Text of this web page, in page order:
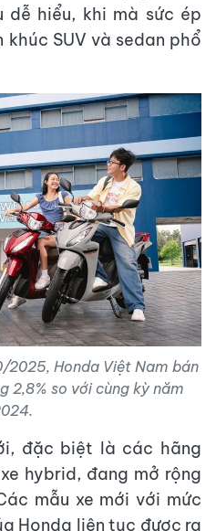
hiểu, khi mà sức ép
SUV và sedan phổ
2025, Honda Việt Nam bán
2,8% so với cùng kỳ năm
đặc biệt là các hãng
hybrid, đang mở rộng
mẫu xe mới với mức
Honda liên tục được ra